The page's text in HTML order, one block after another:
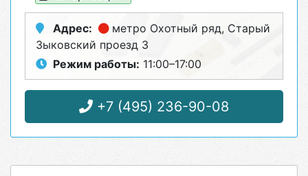
Адрес: метро Охотный ряд, Старый
Зыковский проезд 3
Режим работы: 11:00–17:00
+7 (495) 236-90-08